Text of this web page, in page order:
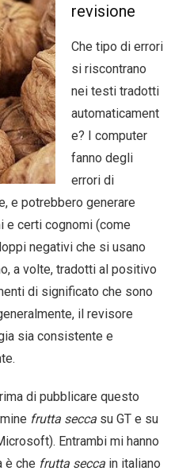
revisione
Che tipo di errori
si riscontrano
nei testi tradotti
automaticament
e? I computer
fanno degli
errori di
e potrebbero generare
e certi cognomi (come
negativi che si usano
a volte, tradotti al positivo
di significato che sono
il revisore
sia consistente e
di pubblicare questo
frutta secca su GT e su
Entrambi mi hanno
è che frutta secca in italiano